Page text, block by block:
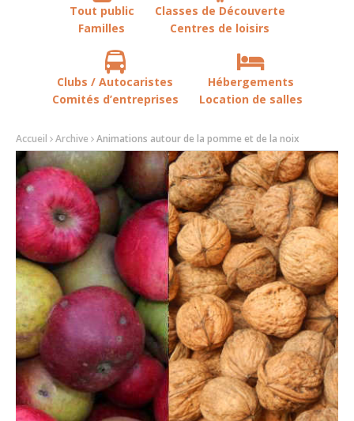
Tout public
Familles
Classes de Découverte
Centres de loisirs
Clubs / Autocaristes
Comités d’entreprises
Hébergements
Location de salles
Accueil Archive Animations autour de la pomme et de la noix